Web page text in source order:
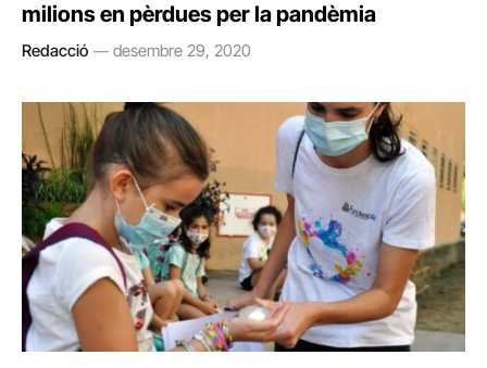
milions en pèrdues per la pandèmia
Redacció desembre 29, 2020